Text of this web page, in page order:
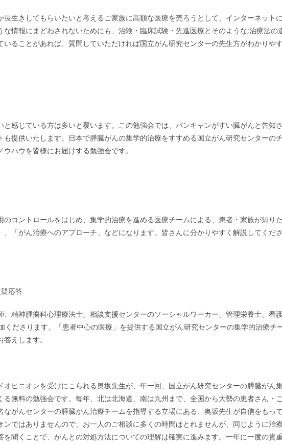
生きしてもらいたいと考えるご家族に高額な医療を売ろうとして、インターネットに
情報にまどわされないためにも、治験・臨床試験・先進医療とそのような;治療法の
ることがあれば、質問していただければ国立がん研究センターの先生方がわかりやす
感じている方は多いと覆います。この勉強会では、パンキャンがすい臓がんと告知さ
提供いたします。日本で膵臓がんの集学的治療をすすめる国立がん研究センターのチ
ハウを皆様にお届けする勉強会です。
コントロールをはじめ、集学的治療を進める医療チームによる、患者・家族が知りた
「がん治療へのアプローチ」などになります。皆さんに分かりやすく解説してくださ
応答
精神腫瘍科心理療法士、相談支援センターのソーシャルワーカー、管理栄養士、看
くださります。「患者中心の医療」を提供する国立がん研究センターの集学的治療チ
えします。
ピニオンを受けにこられる奥坂先生が、年一回、国立がん研究センターの膵臓がん
無料の勉強会です。毎年、北は北海道、南は九州まで、全国から大勢の患者さん・
がんセンターの膵臓がん治療チームを指導する立場にある、奥坂先生が自信をもって
ではありませんので、お一人のご相談に多くの時間はとれませんが、同じように治療
聞くことで、がんとの対処方法についての理解は確実に進みます。一年に一度の貴